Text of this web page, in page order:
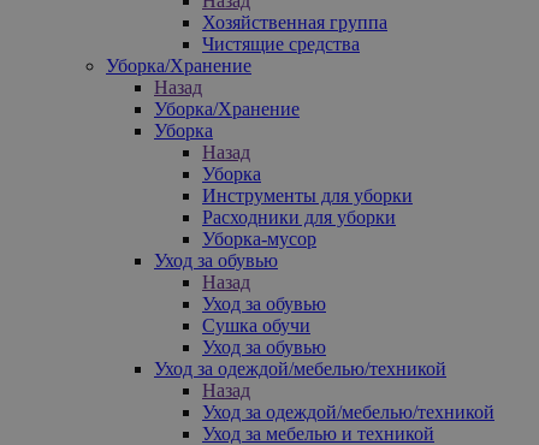
Хозяйственная группа
Чистящие средства
Уборка/Хранение
Назад
Уборка/Хранение
Уборка
Назад
Уборка
Инструменты для уборки
Расходники для уборки
Уборка-мусор
Уход за обувью
Назад
Уход за обувью
Сушка обучи
Уход за обувью
Уход за одеждой/мебелью/техникой
Назад
Уход за одеждой/мебелью/техникой
Уход за мебелью и техникой